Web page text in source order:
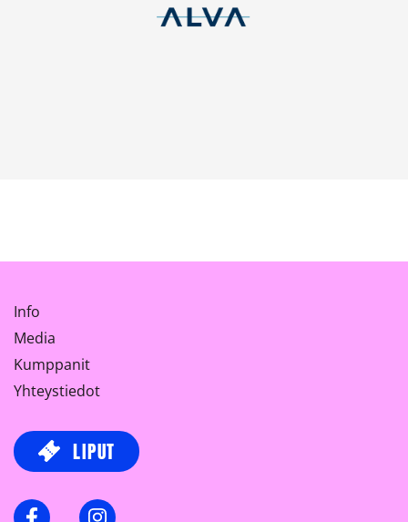
Info
Media
Kumppanit
Yhteystiedot
LIPUT
FacebookInstagram